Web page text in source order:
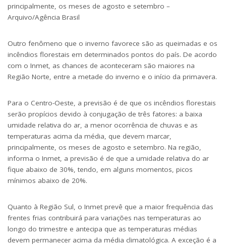
principalmente, os meses de agosto e setembro –
Arquivo/Agência Brasil
Outro fenômeno que o inverno favorece são as queimadas e os
incêndios florestais em determinados pontos do país. De acordo
com o Inmet, as chances de aconteceram são maiores na
Região Norte, entre a metade do inverno e o início da primavera.
Para o Centro-Oeste, a previsão é de que os incêndios florestais
serão propícios devido à conjugação de três fatores: a baixa
umidade relativa do ar, a menor ocorrência de chuvas e as
temperaturas acima da média, que devem marcar,
principalmente, os meses de agosto e setembro. Na região,
informa o Inmet, a previsão é de que a umidade relativa do ar
fique abaixo de 30%, tendo, em alguns momentos, picos
mínimos abaixo de 20%.
Quanto à Região Sul, o Inmet prevê que a maior frequência das
frentes frias contribuirá para variações nas temperaturas ao
longo do trimestre e antecipa que as temperaturas médias
devem permanecer acima da média climatológica. A exceção é a